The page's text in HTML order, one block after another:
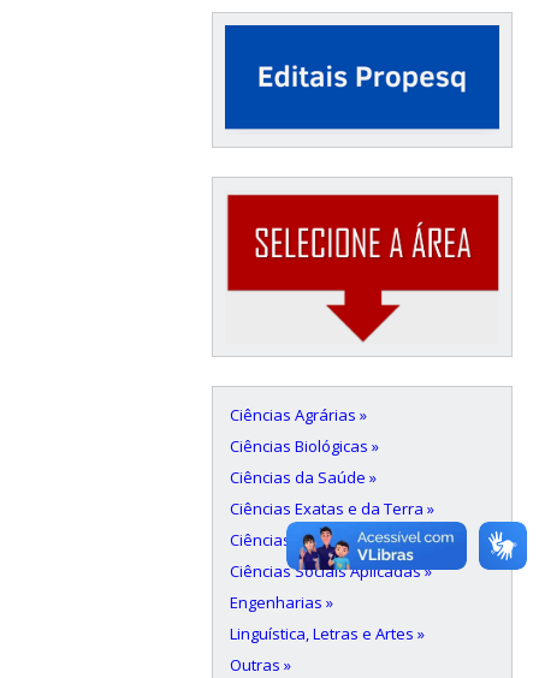
Ciências Agrárias »
Ciências Biológicas »
Ciências da Saúde »
Ciências Exatas e da Terra »
Ciências Humanas »
Ciências Sociais Aplicadas »
Engenharias »
Linguística, Letras e Artes »
Outras »